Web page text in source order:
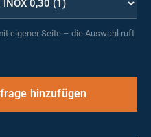
eigener Seite – die Auswahl ruft